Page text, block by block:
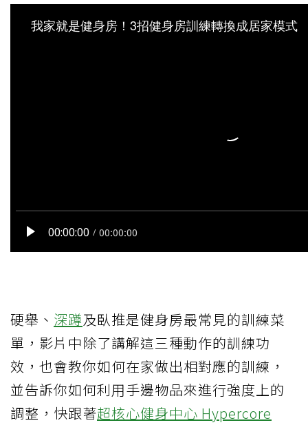
硬舉、 深蹲及臥推是健身房最常見的訓練菜
單，影片中除了講解這三種動作的訓練功
效，也會教你如何在家做出相對應的訓練，
並告訴你如何利用手邊物品來進行強度上的
調整，快跟著超核心健身中心 Hypercore